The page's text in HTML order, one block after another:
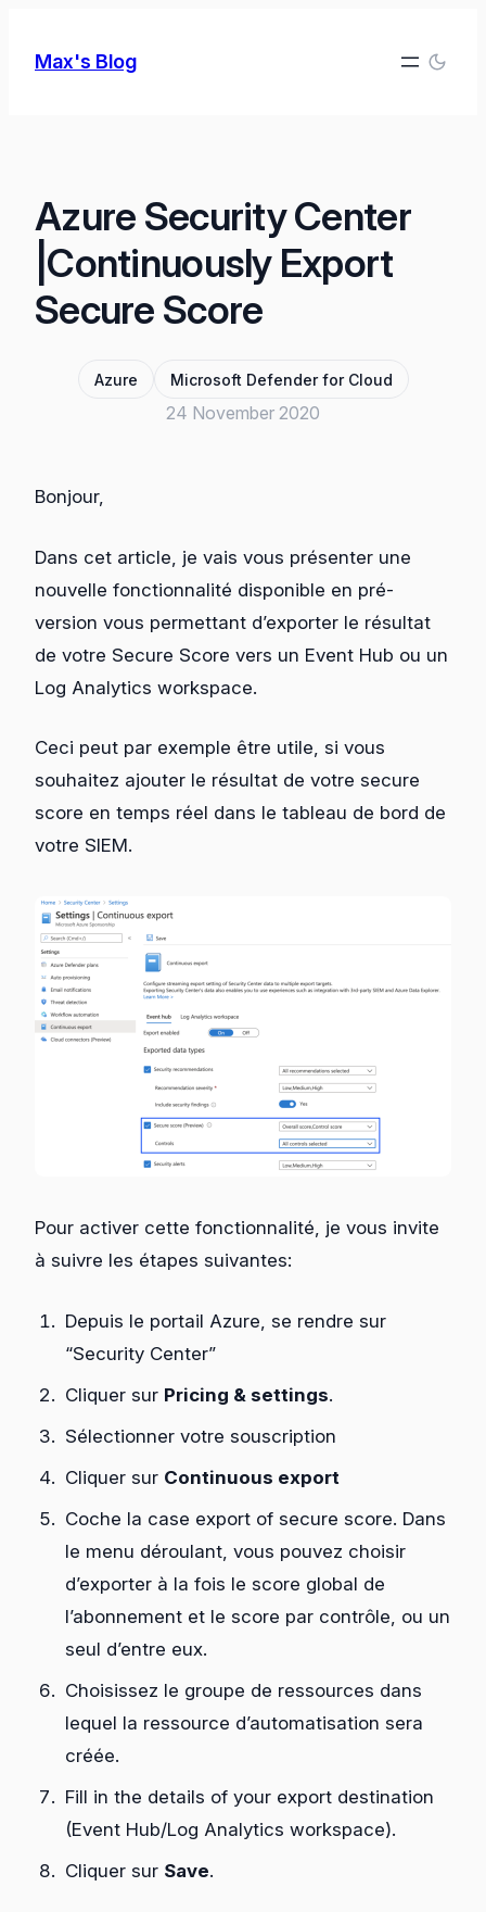
Max's Blog
Azure Security Center
|Continuously Export
Secure Score
Azure Microsoft Defender for Cloud
24 November 2020
Bonjour,
Dans cet article, je vais vous présenter une
nouvelle fonctionnalité disponible en pré-
version vous permettant d’exporter le résultat
de votre Secure Score vers un Event Hub ou un
Log Analytics workspace.
Ceci peut par exemple être utile, si vous
souhaitez ajouter le résultat de votre secure
score en temps réel dans le tableau de bord de
votre SIEM.
Pour activer cette fonctionnalité, je vous invite
à suivre les étapes suivantes:
Depuis le portail Azure, se rendre sur
“Security Center”
Cliquer sur Pricing & settings.
Sélectionner votre souscription
Cliquer sur Continuous export
Coche la case export of secure score. Dans
le menu déroulant, vous pouvez choisir
d’exporter à la fois le score global de
l’abonnement et le score par contrôle, ou un
seul d’entre eux.
Choisissez le groupe de ressources dans
lequel la ressource d’automatisation sera
créée.
Fill in the details of your export destination
(Event Hub/Log Analytics workspace).
Cliquer sur Save.